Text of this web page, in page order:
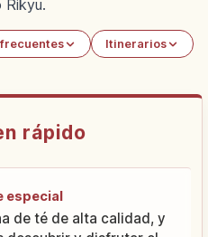
Itinerarios
rápido
especial
de té de alta calidad, y